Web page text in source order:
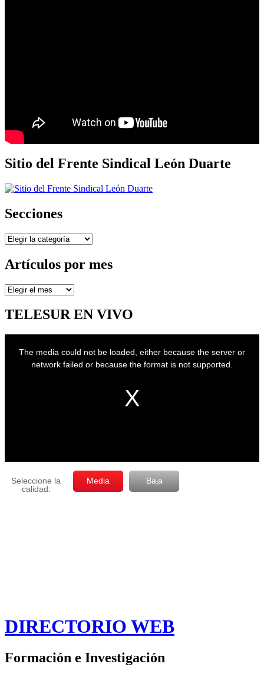
Sitio del Frente Sindical León Duarte
Secciones
Secciones
Artículos por mes
Artículos
mes
TELESUR EN VIVO
DIRECTORIO WEB
Formación e Investigación